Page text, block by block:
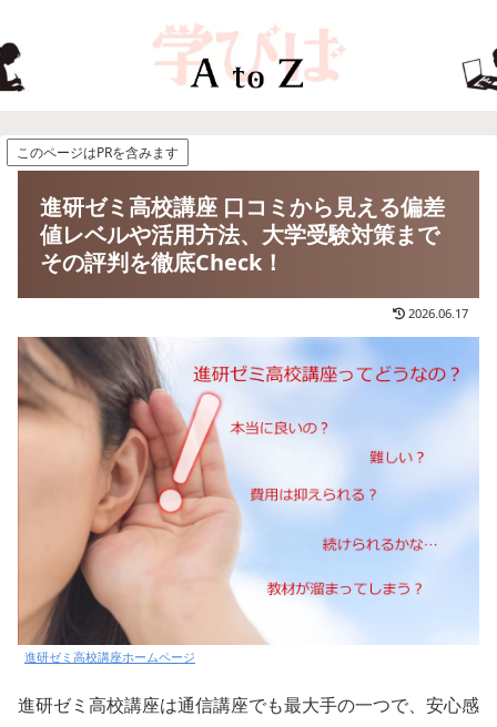
このページはPRを含みます
進研ゼミ高校講座 口コミから見える偏差
値レベルや活用方法、大学受験対策まで
その評判を徹底Check！
2026.06.17
進研ゼミ高校講座ホームページ
進研ゼミ高校講座は通信講座でも最大手の一つで、安心感